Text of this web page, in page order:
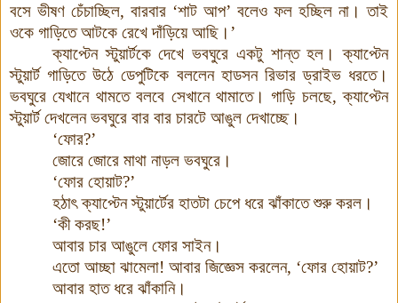
বসে ভীষণ চেঁচাচ্ছিল, বারবার ‘শাট আপ’ বলেও ফল হচ্ছিল না। তাই
ওকে গাড়িতে আটকে রেখে দাঁড়িয়ে আছি।’
ক্যাপ্টেন স্টুয়ার্টকে দেখে ভবঘুরে একটু শান্ত হল। ক্যাপ্টেন
স্টুয়ার্ট গাড়িতে উঠে ডেপুটিকে বললেন হাডসন রিভার ড্রাইভ ধরতে।
ভবঘুরে যেখানে থামতে বলবে সেখানে থামাতে। গাড়ি চলছে,ক্যাপ্টেন
স্টুয়ার্ট দেখলেন ভবঘুরে বার বার চারটে আঙুল দেখাচ্ছে।
‘ফোর?’
জোরে জোরে মাথা নাড়ল ভবঘুরে।
‘ফোর হোয়াট?’
হঠাৎ ক্যাপ্টেন স্টুয়ার্টের হাতটা চেপে ধরে ঝাঁকাতে শুরু করল।
‘কী করছ!’
আবার চার আঙুলে ফোর সাইন।
এতো আচ্ছা ঝামেলা! আবার জিজ্ঞেস করলেন, ‘ফোর হোয়াট?’
আবার হাত ধরে ঝাঁকানি।